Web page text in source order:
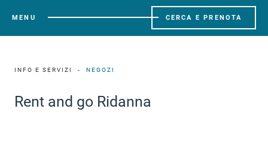
MENU CERCA E PRENOTA
INFO E SERVIZI NEGOZI
Rent and go Ridanna